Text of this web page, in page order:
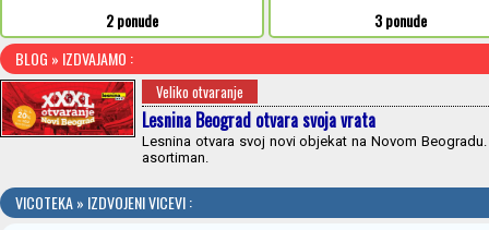
2 ponude
3 ponude
BLOG » IZDVAJAMO :
Veliko otvaranje
Lesnina Beograd otvara svoja vrata
Lesnina otvara svoj novi objekat na Novom
asortiman.
VICOTEKA » IZDVOJENI VICEVI :